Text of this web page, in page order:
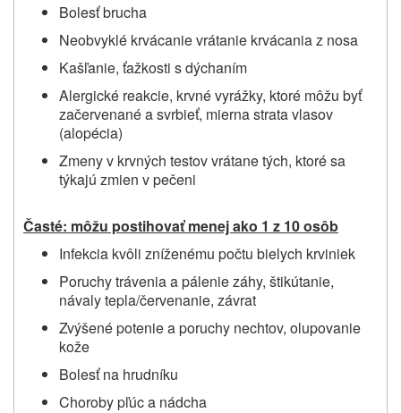
Bolesť brucha
Neobvyklé krvácanie vrátanie krvácania z nosa
Kašľanie, ťažkosti s dýchaním
Alergické reakcie, krvné vyrážky, ktoré môžu byť
začervenané a svrbieť, mierna strata vlasov
(alopécia)
Zmeny v krvných testov vrátane tých, ktoré sa
týkajú zmien v pečeni
Časté: môžu postihovať menej ako 1 z 10 osôb
Infekcia kvôli zníženému počtu bielych krviniek
Poruchy trávenia a pálenie záhy, štikútanie,
návaly tepla/červenanie, závrat
Zvýšené potenie a poruchy nechtov, olupovanie
kože
Bolesť na hrudníku
Choroby pľúc a nádcha